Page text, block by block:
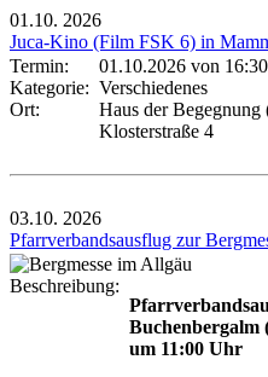
01.10. 2026
Juca-Kino (Film FSK 6) in
Termin:
01.10.2026 von 16:30
Kategorie: Verschiedenes
Ort:
Haus der
Klosterstraße 4
03.10. 2026
Pfarrverbandsausflug zur
Beschreibung:
Buchenbergalm
um 11:00 Uhr